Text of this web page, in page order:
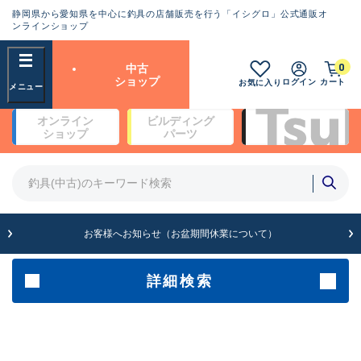
静岡県から愛知県を中心に釣具の店舗販売を行う「イシグロ」公式通販オ
ンラインショップ
中古
ショップ
お気に入り ログイン カート
0
オンライン
ショップ
ビルディング
パーツ
お客様へお知らせ（お盆期間休業について）
詳細検索
フリーワード
商品カテゴリ
竿・ルアーロッド(64099)
その他・雑品(1061)
ランクとは？
良
SA
新古品（メーカー問屋から仕
入れた未使用品）
※店頭展示時の置き傷が付いている
ものも含む
傷が極めて少ない極上品